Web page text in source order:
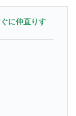
に仲直りす